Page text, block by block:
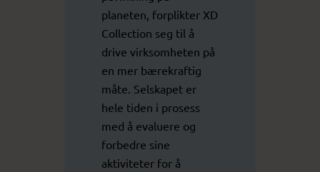
planeten, forplikter XD
Collection seg til å
drive virksomheten på
en mer bærekraftig
måte. Selskapet er
hele tiden i prosess
med å evaluere og
forbedre sine
aktiviteter for å